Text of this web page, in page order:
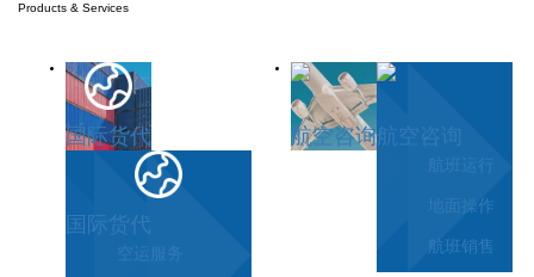
Products & Services
国际货代
国际货代
空运服务
航空咨询航空咨询
航班运行
地面操作
航班销售